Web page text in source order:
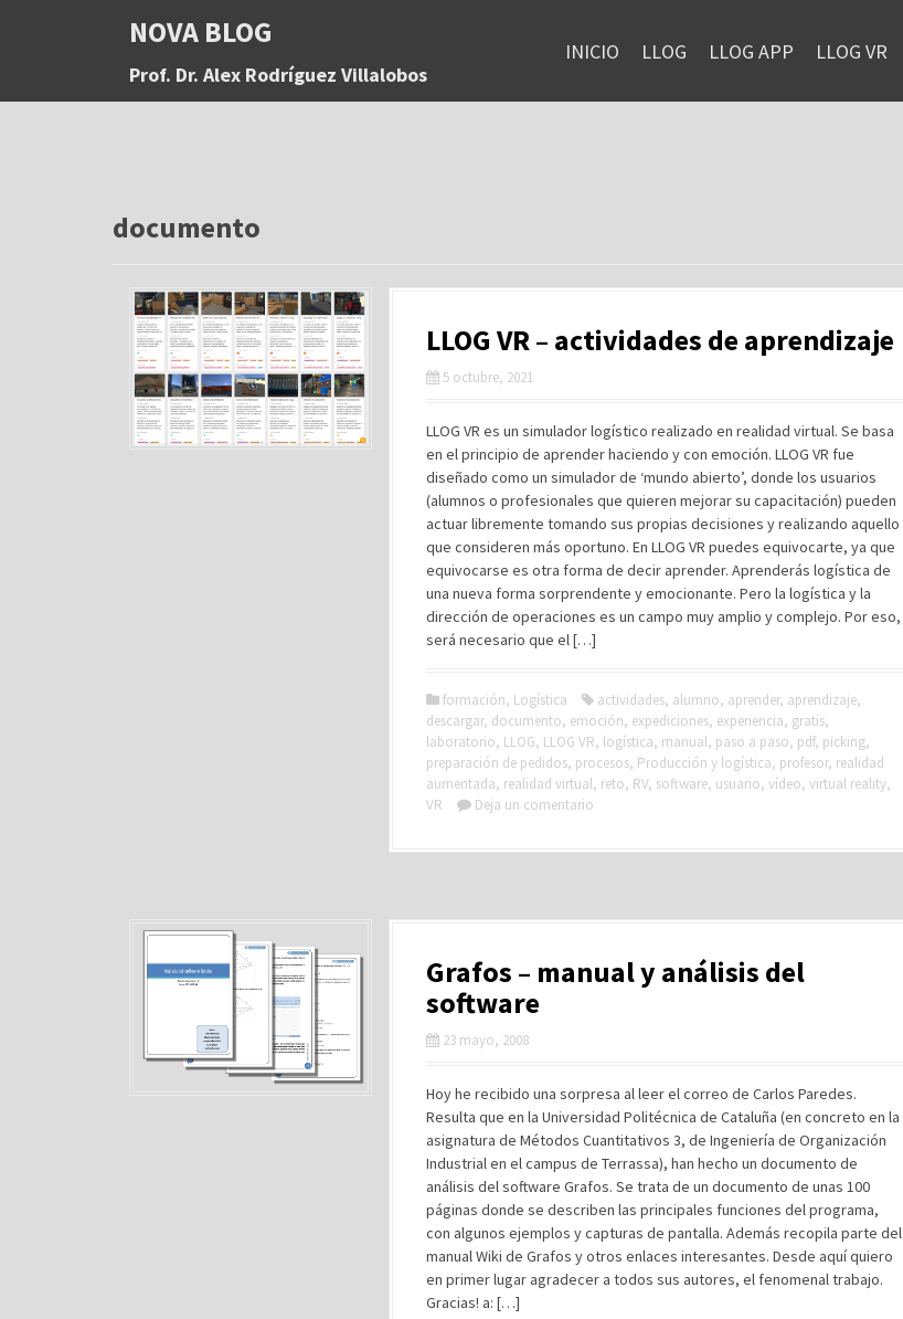
a
NOVA BLOG
Prof. Dr. Alex Rodríguez Villalobos
INICIO LLOG LLOG APP LLOG VR
documento
LLOG VR – actividades de aprendizaje
5 octubre, 2021
LLOG VR es un simulador logístico realizado en realidad virtual. Se basa
en el principio de aprender haciendo y con emoción. LLOG VR fue
diseñado como un simulador de ‘mundo abierto’, donde los usuarios
(alumnos o profesionales que quieren mejorar su capacitación) pueden
actuar libremente tomando sus propias decisiones y realizando aquello
que consideren más oportuno. En LLOG VR puedes equivocarte, ya que
equivocarse es otra forma de decir aprender. Aprenderás logística de
una nueva forma sorprendente y emocionante. Pero la logística y la
dirección de operaciones es un campo muy amplio y complejo. Por eso,
será necesario que el […]
formación, Logística actividades, alumno, aprender, aprendizaje,
descargar, documento, emoción, expediciones, experiencia, gratis,
laboratorio, LLOG, LLOG VR, logística, manual, paso a paso, pdf, picking,
preparación de pedidos, procesos, Producción y logística, profesor, realidad
aumentada, realidad virtual, reto, RV, software, usuario, vídeo, virtual reality,
VR
Deja un comentario
Grafos – manual y análisis del
software
23 mayo, 2008
Hoy he recibido una sorpresa al leer el correo de Carlos Paredes.
Resulta que en la Universidad Politécnica de Cataluña (en concreto en la
asignatura de Métodos Cuantitativos 3, de Ingeniería de Organización
Industrial en el campus de Terrassa), han hecho un documento de
análisis del software Grafos. Se trata de un documento de unas 100
páginas donde se describen las principales funciones del programa,
con algunos ejemplos y capturas de pantalla. Además recopila parte del
manual Wiki de Grafos y otros enlaces interesantes. Desde aquí quiero
en primer lugar agradecer a todos sus autores, el fenomenal trabajo.
Gracias! a: […]